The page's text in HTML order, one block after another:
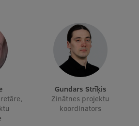
Gundars Strīķis
Zinātnes projektu
koordinators